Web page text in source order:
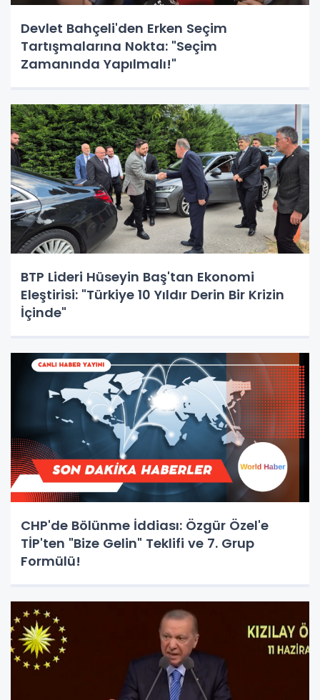
Devlet Bahçeli'den Erken Seçim
Tartışmalarına Nokta: "Seçim
Zamanında Yapılmalı!"
BTP Lideri Hüseyin Baş'tan Ekonomi
Eleştirisi: "Türkiye 10 Yıldır Derin Bir Krizin
İçinde"
CHP'de Bölünme İddiası: Özgür Özel'e
TİP'ten "Bize Gelin" Teklifi ve 7. Grup
Formülü!